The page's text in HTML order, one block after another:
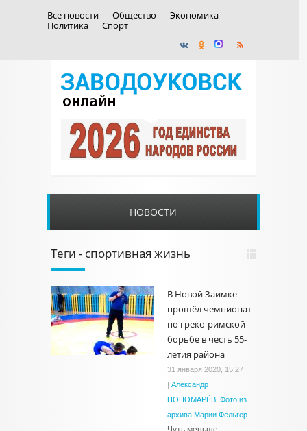
Все новости Общество
Экономика
Политика
Спорт
НОВОСТИ
Теги - спортивная жизнь
В Новой Заимке
прошёл чемпионат
по греко-римской
борьбе в честь 55-
летия района
31 января 2020, 15:27
| Александр
ПОНОМАРЁВ. Фото из
архива Марии Фельгер